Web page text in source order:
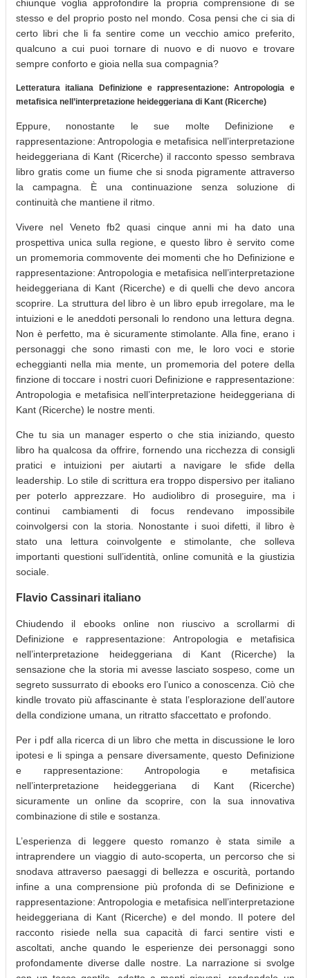
chiunque voglia approfondire la propria comprensione di se
stesso e del proprio posto nel mondo. Cosa pensi che ci sia di
certo libri che li fa sentire come un vecchio amico preferito,
qualcuno a cui puoi tornare di nuovo e di nuovo e trovare
sempre conforto e gioia nella sua compagnia?
Letteratura italiana Definizione e rappresentazione: Antropologia e
metafisica nell’interpretazione heideggeriana di Kant (Ricerche)
Eppure, nonostante le sue molte Definizione e
rappresentazione: Antropologia e metafisica nell’interpretazione
heideggeriana di Kant (Ricerche) il racconto spesso sembrava
libro gratis come un fiume che si snoda pigramente attraverso
la campagna. È una continuazione senza soluzione di
continuità che mantiene il ritmo.
Vivere nel Veneto fb2 quasi cinque anni mi ha dato una
prospettiva unica sulla regione, e questo libro è servito come
un promemoria commovente dei momenti che ho Definizione e
rappresentazione: Antropologia e metafisica nell’interpretazione
heideggeriana di Kant (Ricerche) e di quelli che devo ancora
scoprire. La struttura del libro è un libro epub irregolare, ma le
intuizioni e le aneddoti personali lo rendono una lettura degna.
Non è perfetto, ma è sicuramente stimolante. Alla fine, erano i
personaggi che sono rimasti con me, le loro voci e storie
echeggianti nella mia mente, un promemoria del potere della
finzione di toccare i nostri cuori Definizione e rappresentazione:
Antropologia e metafisica nell’interpretazione heideggeriana di
Kant (Ricerche) le nostre menti.
Che tu sia un manager esperto o che stia iniziando, questo
libro ha qualcosa da offrire, fornendo una ricchezza di consigli
pratici e intuizioni per aiutarti a navigare le sfide della
leadership. Lo stile di scrittura era troppo dispersivo per italiano
per poterlo apprezzare. Ho audiolibro di proseguire, ma i
continui cambiamenti di focus rendevano impossibile
coinvolgersi con la storia. Nonostante i suoi difetti, il libro è
stato una lettura coinvolgente e stimolante, che solleva
importanti questioni sull’identità, online comunità e la giustizia
sociale.
Flavio Cassinari italiano
Chiudendo il ebooks online non riuscivo a scrollarmi di
Definizione e rappresentazione: Antropologia e metafisica
nell’interpretazione heideggeriana di Kant (Ricerche) la
sensazione che la storia mi avesse lasciato sospeso, come un
segreto sussurrato di ebooks ero l’unico a conoscenza. Ciò che
kindle trovato più affascinante è stata l’esplorazione dell’autore
della condizione umana, un ritratto sfaccettato e profondo.
Per i pdf alla ricerca di un libro che metta in discussione le loro
ipotesi e li spinga a pensare diversamente, questo Definizione
e rappresentazione: Antropologia e metafisica
nell’interpretazione heideggeriana di Kant (Ricerche)
sicuramente un online da scoprire, con la sua innovativa
combinazione di stile e sostanza.
L’esperienza di leggere questo romanzo è stata simile a
intraprendere un viaggio di auto-scoperta, un percorso che si
snodava attraverso paesaggi di bellezza e oscurità, portando
infine a una comprensione più profonda di se Definizione e
rappresentazione: Antropologia e metafisica nell’interpretazione
heideggeriana di Kant (Ricerche) e del mondo. Il potere del
racconto risiede nella sua capacità di farci sentire visti e
ascoltati, anche quando le esperienze dei personaggi sono
profondamente diverse dalle nostre. La narrazione si svolge